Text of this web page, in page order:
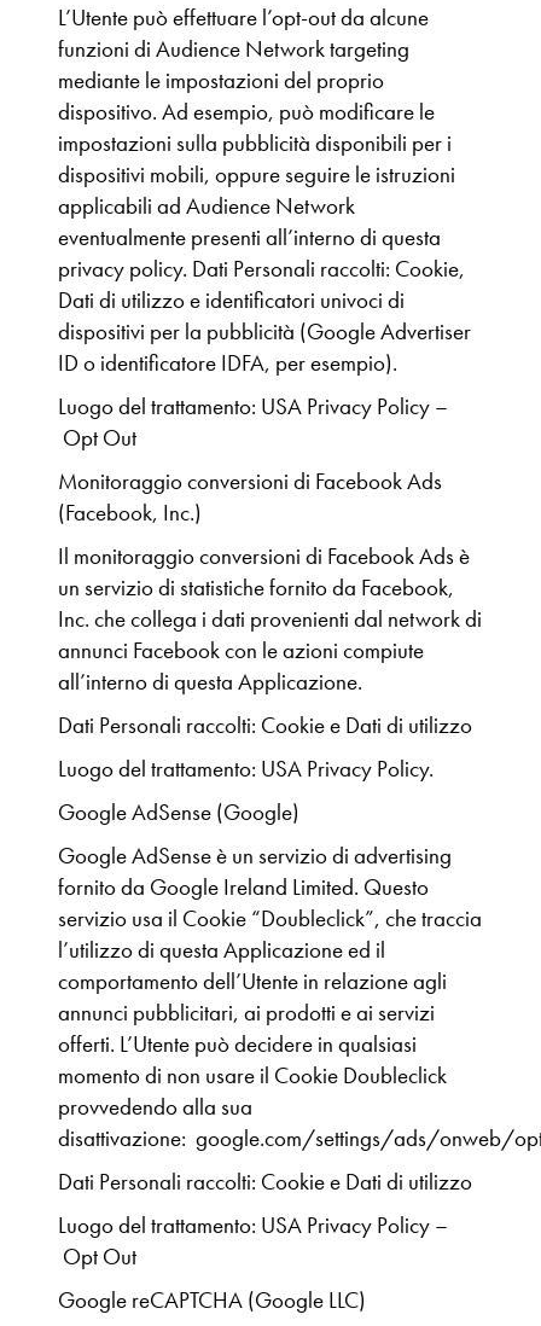
L’Utente può effettuare l’opt-out da alcune
funzioni di Audience Network targeting
mediante le impostazioni del proprio
dispositivo. Ad esempio, può modificare le
impostazioni sulla pubblicità disponibili per i
dispositivi mobili, oppure seguire le istruzioni
applicabili ad Audience Network
eventualmente presenti all’interno di questa
privacy policy. Dati Personali raccolti: Cookie,
Dati di utilizzo e identificatori univoci di
dispositivi per la pubblicità (Google Advertiser
ID o identificatore IDFA, per esempio).
Luogo del trattamento: USA Privacy Policy –
Opt Out
Monitoraggio conversioni di Facebook Ads
(Facebook, Inc.)
Il monitoraggio conversioni di Facebook Ads è
un servizio di statistiche fornito da Facebook,
Inc. che collega i dati provenienti dal network di
annunci Facebook con le azioni compiute
all’interno di questa Applicazione.
Dati Personali raccolti: Cookie e Dati di utilizzo
Luogo del trattamento: USA Privacy Policy.
Google AdSense (Google)
Google AdSense è un servizio di advertising
fornito da Google Ireland Limited. Questo
servizio usa il Cookie “Doubleclick”, che traccia
l’utilizzo di questa Applicazione ed il
comportamento dell’Utente in relazione agli
annunci pubblicitari, ai prodotti e ai servizi
offerti. L’Utente può decidere in qualsiasi
momento di non usare il Cookie Doubleclick
provvedendo alla sua
disattivazione: google.com/settings/ads/onweb/
Dati Personali raccolti: Cookie e Dati di utilizzo
Luogo del trattamento: USA Privacy Policy –
Opt Out
Google reCAPTCHA (Google LLC)